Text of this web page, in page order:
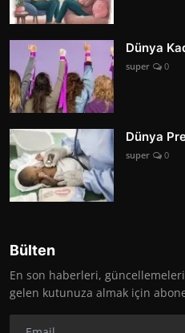
Dünya
super 0
Dünya
super 0
Bülten
En son haberleri,
gelen kutunuza almak için